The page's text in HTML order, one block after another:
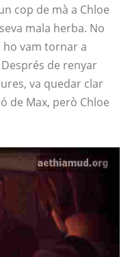
cop de mà a Chloe
mala herba. No
ho vam tornar a
de renyar
va quedar clar
de Max, però Chloe